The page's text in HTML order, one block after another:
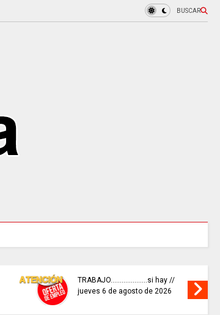
BUSCAR
TRABAJO....................si hay //
jueves 6 de agosto de 2026